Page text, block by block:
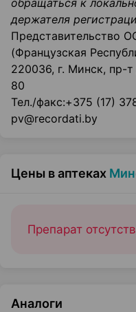
обращаться к
держателя
Представительство
(Французская
220036, г. Минск, пр-
80
Тел./факс:+375 (17)
pv@recordati.by
Цены в аптеках
Препарат
Аналоги